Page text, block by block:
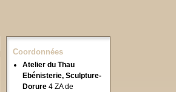
Coordonnées
Atelier du Thau
Ebénisterie, Sculpture-
Dorure 4 ZA de